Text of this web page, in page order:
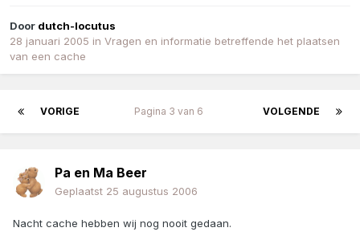
Door dutch-locutus
28 januari 2005 in Vragen en informatie betreffende het plaatsen
van een cache
VORIGE VOLGENDE
Pagina 3 van 6
Pa en Ma Beer
Geplaatst 25 augustus 2006
Nacht cache hebben wij nog nooit gedaan.